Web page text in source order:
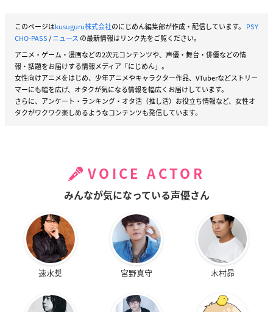
このページはkusuguru株式会社のにじめん編集部が作成・配信しています。 PSY
CHO-PASS/ニュース の最新情報はリンク先をご覧ください。
アニメ・ゲーム・漫画などの2次元コンテンツや、声優・舞台・俳優などの情
報・話題をお届けする情報メディア「にじめん」。
女性向けアニメをはじめ、少年アニメやキャラクター作品、VTuberなどストリー
マーにも幅を広げ、オタクが気になる情報を幅広くお届けしています。
さらに、アンケート・ランキング・オタ活（推し活）お役立ち情報など、女性オ
タクがワクワク楽しめるようなコンテンツも発信しています。
VOICE ACTOR
みんなが気になっている声優さん
速水奨 宮野真守 木村昴